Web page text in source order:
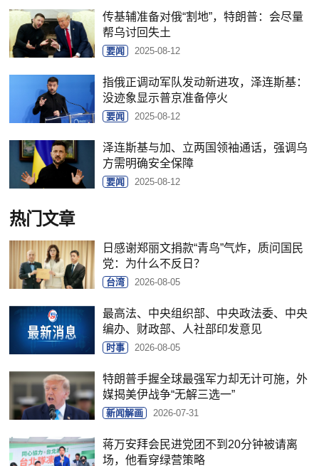
传基辅准备对俄“割地”，特朗普：会尽量
帮乌讨回失土
要闻 2025-08-12
指俄正调动军队发动新进攻，泽连斯基：
没迹象显示普京准备停火
要闻 2025-08-12
泽连斯基与加、立两国领袖通话，强调乌
方需明确安全保障
要闻 2025-08-12
热门文章
日感谢郑丽文捐款“青鸟”气炸，质问国民
党：为什么不反日？
台湾 2026-08-05
最高法、中央组织部、中央政法委、中央
编办、财政部、人社部印发意见
时事 2026-08-05
特朗普手握全球最强军力却无计可施，外
媒揭美伊战争“无解三选一”
新闻解画 2026-07-31
蒋万安拜会民进党团不到20分钟被请离
场，他看穿绿营策略